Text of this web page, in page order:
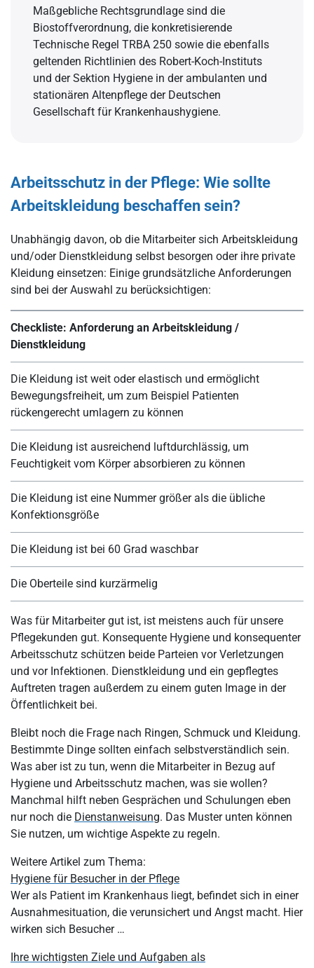
Maßgebliche Rechtsgrundlage sind die
Biostoffverordnung, die konkretisierende
Technische Regel TRBA 250 sowie die ebenfalls
geltenden Richtlinien des Robert-Koch-Instituts
und der Sektion Hygiene in der ambulanten und
stationären Altenpflege der Deutschen
Gesellschaft für Krankenhaushygiene.
Arbeitsschutz in der Pflege: Wie sollte
Arbeitskleidung beschaffen sein?
Unabhängig davon, ob die Mitarbeiter sich Arbeitskleidung
und/oder Dienstkleidung selbst besorgen oder ihre private
Kleidung einsetzen: Einige grundsätzliche Anforderungen
sind bei der Auswahl zu berücksichtigen:
Checkliste: Anforderung an Arbeitskleidung /
Dienstkleidung
Die Kleidung ist weit oder elastisch und ermöglicht
Bewegungsfreiheit, um zum Beispiel Patienten
rückengerecht umlagern zu können
Die Kleidung ist ausreichend luftdurchlässig, um
Feuchtigkeit vom Körper absorbieren zu können
Die Kleidung ist eine Nummer größer als die übliche
Konfektionsgröße
Die Kleidung ist bei 60 Grad waschbar
Die Oberteile sind kurzärmelig
Was für Mitarbeiter gut ist, ist meistens auch für unsere
Pflegekunden gut. Konsequente Hygiene und konsequenter
Arbeitsschutz schützen beide Parteien vor Verletzungen
und vor Infektionen. Dienstkleidung und ein gepflegtes
Auftreten tragen außerdem zu einem guten Image in der
Öffentlichkeit bei.
Bleibt noch die Frage nach Ringen, Schmuck und Kleidung.
Bestimmte Dinge sollten einfach selbstverständlich sein.
Was aber ist zu tun, wenn die Mitarbeiter in Bezug auf
Hygiene und Arbeitsschutz machen, was sie wollen?
Manchmal hilft neben Gesprächen und Schulungen eben
nur noch die Dienstanweisung. Das Muster unten können
Sie nutzen, um wichtige Aspekte zu regeln.
Weitere Artikel zum Thema:
Hygiene für Besucher in der Pflege
Wer als Patient im Krankenhaus liegt, befindet sich in einer
Ausnahmesituation, die verunsichert und Angst macht. Hier
wirken sich Besucher …
Ihre wichtigsten Ziele und Aufgaben als